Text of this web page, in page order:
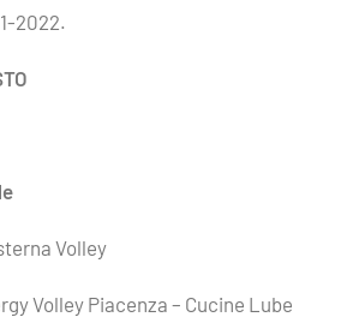
2022.
Volley
Volley Piacenza – Cucine Lube